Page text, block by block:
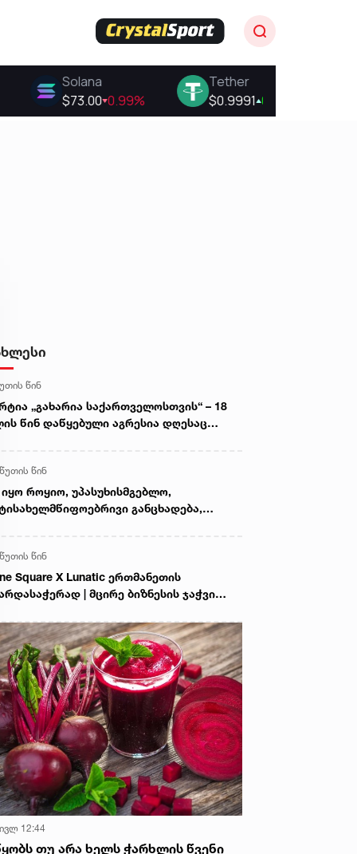
წინ
„გახარია საქართველოსთვის“ – 18
წინ დაწყებული აგრესია დღესაც
დე ფაქტო ანექსიის პროცესი
წინ
იყო როყიო, უპასუხისმგებლო,
განცხადება,
არამედ თითოეული დაღუპულის
წევრს - კობა კობალაძე გიორგი
განცხადებაზე
წინ
Square X Lunatic ერთმანეთის
| მცირე ბიზნესის ჯაჭვი
12:44
თუ არა ხელს ჭარხლის წვენი